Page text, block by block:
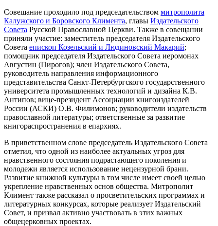
Совещание проходило под председательством митрополита
Калужского и Боровского Климента, главы Издательского
Совета Русской Православной Церкви. Также в совещании
приняли участие: заместитель председателя Издательского
Совета епископ Козельский и Людиновский Макарий;
помощник председателя Издательского Совета иеромонах
Августин (Пирогов); член Издательского Совета,
руководитель направления информационного
представительства Санкт-Петербургского государственного
университета промышленных технологий и дизайна К.В.
Антипов; вице-президент Ассоциации книгоиздателей
России (АСКИ) О.В. Филимонов; руководители издательств
православной литературы; ответственные за развитие
книгораспространения в епархиях.
В приветственном слове председатель Издательского Совета
отметил, что одной из наиболее актуальных угроз для
нравственного состояния подрастающего поколения и
молодежи является использование нецензурной брани.
Развитие книжной культуры в том числе имеет своей целью
укрепление нравственных основ общества. Митрополит
Климент также рассказал о просветительских программах и
литературных конкурсах, которые реализует Издательский
Совет, и призвал активно участвовать в этих важных
общецерковных проектах.